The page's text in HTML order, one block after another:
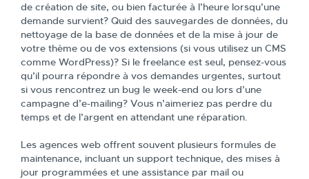
de création de site, ou bien facturée à l’heure lorsqu’une
demande survient? Quid des sauvegardes de données, du
nettoyage de la base de données et de la mise à jour de
votre thème ou de vos extensions (si vous utilisez un CMS
comme WordPress)? Si le freelance est seul, pensez-vous
qu’il pourra répondre à vos demandes urgentes, surtout
si vous rencontrez un bug le week-end ou lors d’une
campagne d’e-mailing? Vous n’aimeriez pas perdre du
temps et de l’argent en attendant une réparation.
Les agences web offrent souvent plusieurs formules de
maintenance, incluant un support technique, des mises à
jour programmées et une assistance par mail ou